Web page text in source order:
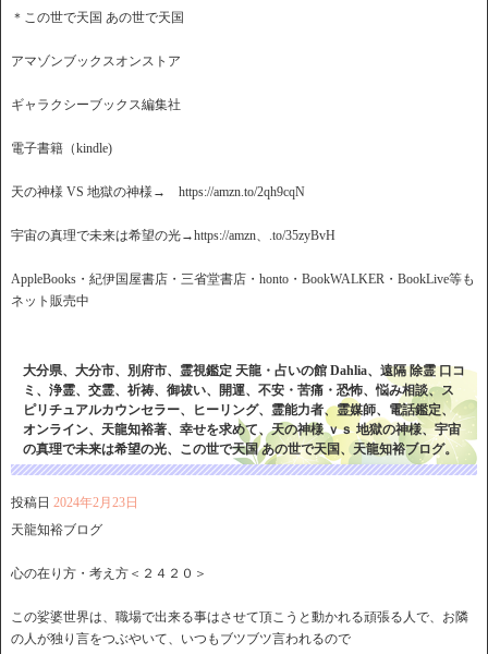
＊この世で天国 あの世で天国
アマゾンブックスオンストア
ギャラクシーブックス編集社
電子書籍（kindle)
天の神様 VS 地獄の神様→ https://amzn.to/2qh9cqN
宇宙の真理で未来は希望の光→https://amzn、.to/35zyBvH
AppleBooks・紀伊国屋書店・三省堂書店・honto・BookWALKER・BookLive等も
ネット販売中
大分県、大分市、別府市、霊視鑑定 天龍・占いの館 Dahlia、遠隔 除霊 口コ
ミ、浄霊、交霊、祈祷、御祓い、開運、不安・苦痛・恐怖、悩み相談、ス
ピリチュアルカウンセラー、ヒーリング、霊能力者、霊媒師、電話鑑定、
オンライン、天龍知裕著、幸せを求めて、天の神様 ｖｓ 地獄の神様、宇宙
の真理で未来は希望の光、この世で天国 あの世で天国、天龍知裕ブログ。
投稿日 2024年2月23日
天龍知裕ブログ
心の在り方・考え方＜２４２０＞
この娑婆世界は、職場で出来る事はさせて頂こうと動かれる頑張る人で、お隣
の人が独り言をつぶやいて、いつもブツブツ言われるので